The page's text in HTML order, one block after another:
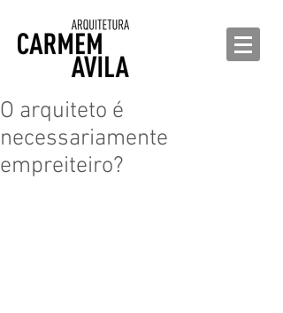
O arquiteto é
necessariamente
empreiteiro?